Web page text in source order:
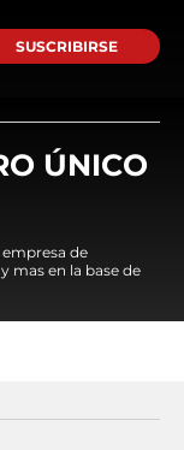
SUSCRIBIRSE
ÚNICO
de
mas en la base de